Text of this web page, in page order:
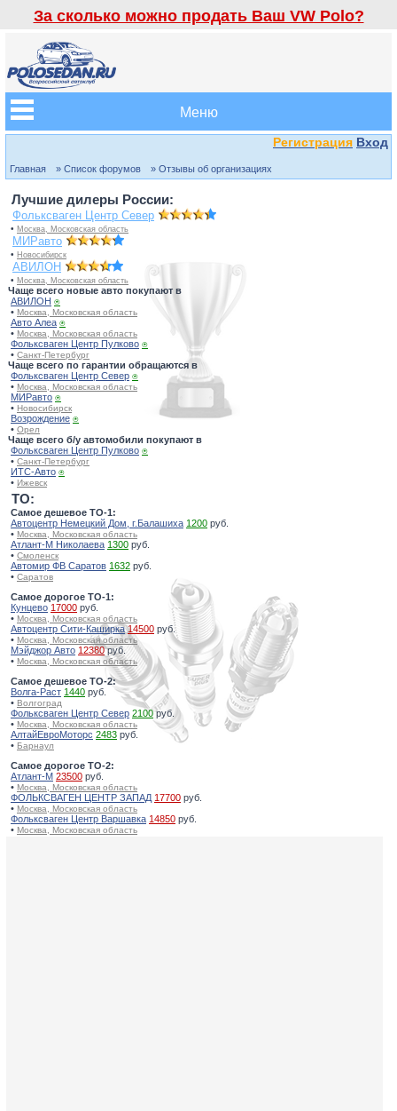
За сколько можно продать Ваш VW Polo?
Меню
Регистрация Вход
Главная » Список форумов » Отзывы об организациях
Лучшие дилеры России:
Фольксваген Центр Север
• Москва, Московская область
МИРавто
• Новосибирск
АВИЛОН
• Москва, Московская область
Чаще всего новые авто покупают в
АВИЛОН ⍟
• Москва, Московская область
Авто Алеа ⍟
• Москва, Московская область
Фольксваген Центр Пулково ⍟
• Санкт-Петербург
Чаще всего по гарантии обращаются в
Фольксваген Центр Север ⍟
• Москва, Московская область
МИРавто ⍟
• Новосибирск
Возрождение ⍟
• Орел
Чаще всего б/у автомобили покупают в
Фольксваген Центр Пулково ⍟
• Санкт-Петербург
ИТС-Авто ⍟
• Ижевск
TO:
Самое дешевое ТО-1:
Автоцентр Немецкий Дом, г.Балашиха 1200 руб.
• Москва, Московская область
Атлант-М Николаева 1300 руб.
• Смоленск
Автомир ФВ Саратов 1632 руб.
• Саратов
Самое дорогое ТО-1:
Кунцево 17000 руб.
• Москва, Московская область
Автоцентр Сити-Каширка 14500 руб.
• Москва, Московская область
Мэйджор Авто 12380руб.
• Москва, Московская область
Самое дешевое ТО-2:
Волга-Раст 1440 руб.
• Волгоград
Фольксваген Центр Север 2100руб.
• Москва, Московская область
АлтайЕвроМоторс 2483 руб.
• Барнаул
Самое дорогое ТО-2:
Атлант-М 23500 руб.
• Москва, Московская область
ФОЛЬКСВАГЕН ЦЕНТР ЗАПАД 17700 руб.
• Москва, Московская область
Фольксваген Центр Варшавка 14850 руб.
• Москва, Московская область